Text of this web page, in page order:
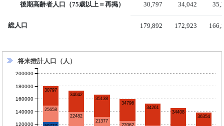
後期高齢者人口（75歳以上＝再掲） 30,797 34,042
総人口 179,892 172,923
将来推計人口（人）
25658
22482
21377
30797
34042
35138
34796
34261
34408
36354
120000
140000
160000
180000
200000